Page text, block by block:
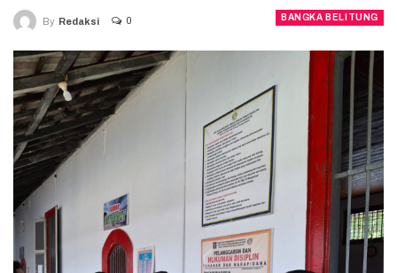
BANGKA BELITUNG
By Redaksi 0